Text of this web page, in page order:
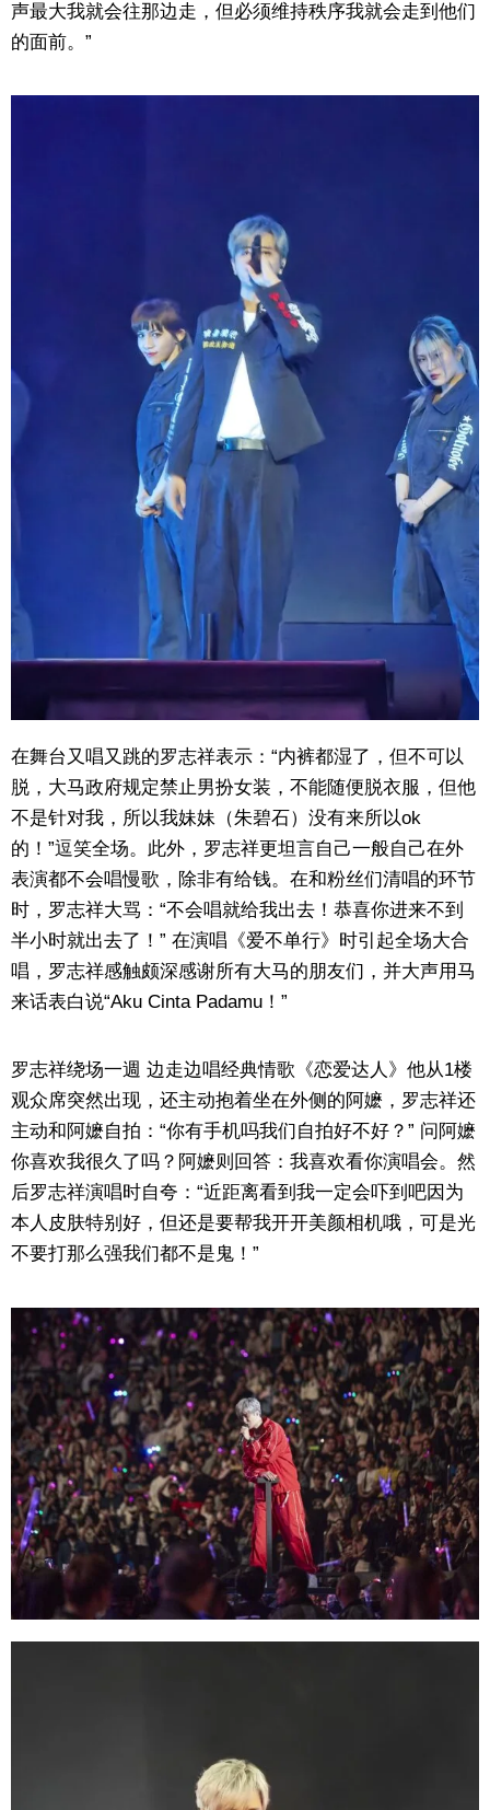
声最大我就会往那边走，但必须维持秩序我就会走到他们
的面前。”
在舞台又唱又跳的罗志祥表示：“内裤都湿了，但不可以
脱，大马政府规定禁止男扮女装，不能随便脱衣服，但他
不是针对我，所以我妹妹（朱碧石）没有来所以ok
的！”逗笑全场。此外，罗志祥更坦言自己一般自己在外
表演都不会唱慢歌，除非有给钱。在和粉丝们清唱的环节
时，罗志祥大骂：“不会唱就给我出去！恭喜你进来不到
半小时就出去了！” 在演唱《爱不单行》时引起全场大合
唱，罗志祥感触颇深感谢所有大马的朋友们，并大声用马
来话表白说“Aku Cinta Padamu！”
罗志祥绕场一週 边走边唱经典情歌《恋爱达人》他从1楼
观众席突然出现，还主动抱着坐在外侧的阿嬷，罗志祥还
主动和阿嬷自拍：“你有手机吗我们自拍好不好？” 问阿嬷
你喜欢我很久了吗？阿嬷则回答：我喜欢看你演唱会。然
后罗志祥演唱时自夸：“近距离看到我一定会吓到吧因为
本人皮肤特别好，但还是要帮我开开美颜相机哦，可是光
不要打那么强我们都不是鬼！”